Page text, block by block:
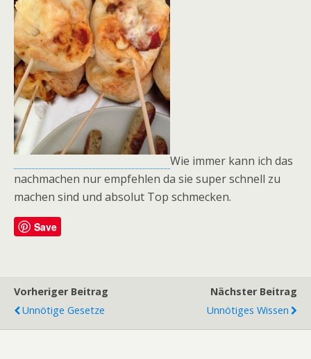
Wie immer kann ich das
nachmachen nur empfehlen da sie super schnell zu
machen sind und absolut Top schmecken.
Save
Vorheriger Beitrag
Unnötige Gesetze
Nächster Beitrag
Unnötiges Wissen